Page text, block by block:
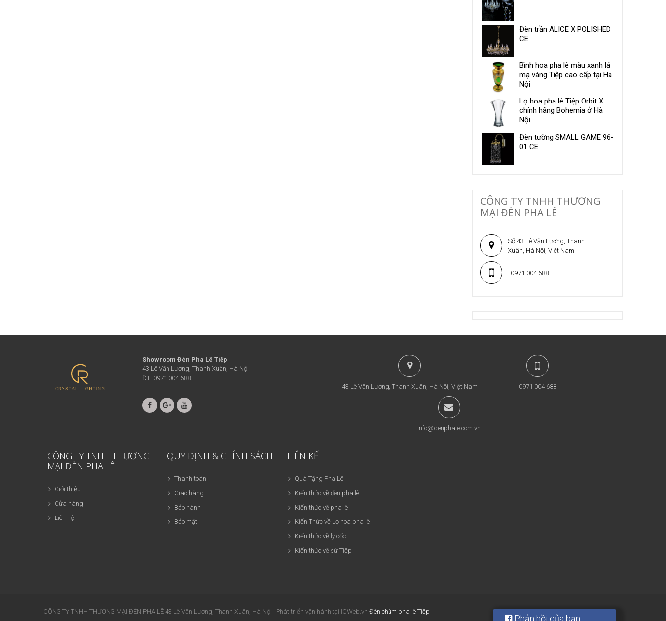
Đèn trần ALICE X POLISHED
CE
Bình hoa pha lê màu xanh lá
mạ vàng Tiệp cao cấp tại Hà
Nội
Lọ hoa pha lê Tiệp Orbit X
chính hãng Bohemia ở Hà
Nội
Đèn tường SMALL GAME 96-
01 CE
CÔNG TY TNHH THƯƠNG
MẠI ĐÈN PHA LÊ
Số 43 Lê Văn Lương, Thanh
Xuân, Hà Nội, Việt Nam
0971 004 688
Showroom Đèn Pha Lê Tiệp
43 Lê Văn Lương, Thanh Xuân, Hà Nội
ĐT: 0971 004 688
43 Lê Văn Lương, Thanh Xuân, Hà Nội, Việt Nam
0971 004 688
info@denphale.com.vn
CÔNG TY TNHH THƯƠNG
MẠI ĐÈN PHA LÊ
Giới thiệu
Cửa hàng
Liên hệ
QUY ĐỊNH & CHÍNH SÁCH
Thanh toán
Giao hàng
Bảo hành
Bảo mật
LIÊN KẾT
Quà Tặng Pha Lê
Kiến thức về đèn pha lê
Kiến thức về pha lê
Kiến Thức về Lọ hoa pha lê
Kiến thức về ly cốc
Kiến thức về sứ Tiệp
CÔNG TY TNHH THƯƠNG MẠI ĐÈN PHA LÊ 43 Lê Văn Lương, Thanh Xuân, Hà Nội | Phát triển vận hành tại ICWeb.vn Đèn chùm pha lê Tiệp
Phản hồi của bạn